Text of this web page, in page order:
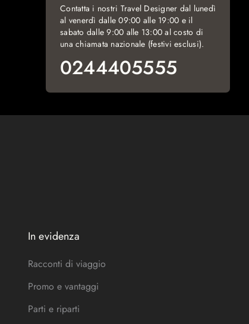
Contatta i nostri Travel Designer dal lunedì
al venerdì dalle 09:00 alle 19:00 e il
sabato dalle 9:00 alle 13:00 al costo di
una chiamata nazionale (festivi esclusi).
0244405555
In evidenza
Racconti di viaggio
Promo e vantaggi
Parti e riparti